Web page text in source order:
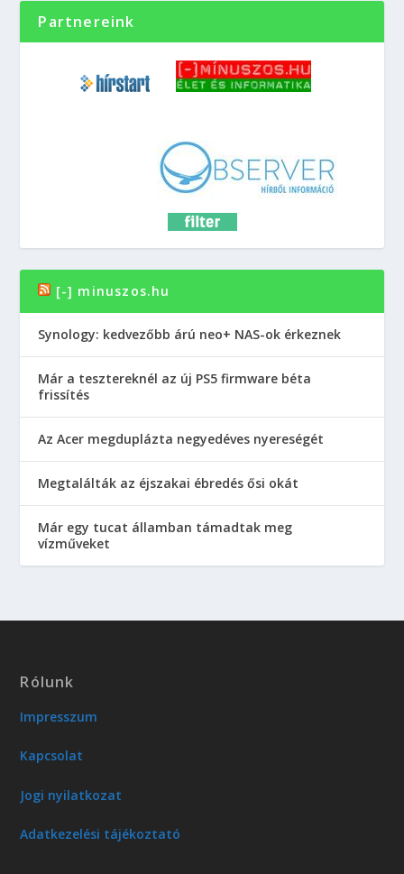
Partnereink
[-] minuszos.hu
Synology: kedvezőbb árú neo+ NAS-ok érkeznek
Már a tesztereknél az új PS5 firmware béta
frissítés
Az Acer megduplázta negyedéves nyereségét
Megtalálták az éjszakai ébredés ősi okát
Már egy tucat államban támadtak meg
vízműveket
Rólunk
Impresszum
Kapcsolat
Jogi nyilatkozat
Adatkezelési tájékoztató